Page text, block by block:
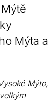
Mýta a
Mýto,